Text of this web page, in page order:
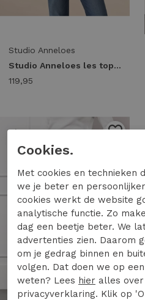
Studio Anneloes
Studio Anneloes les top 94821 T-shirt Lange mouw 2200 latte
119,95
Cookies.
Met cookies en technieken
we je beter en
cookies werkt de website
analytische functie. Zo
dag een beetje beter. We
advertenties zien. Daarom
om je gedrag binnen en
volgen. Dat doen we op
weten? Lees hier alles
privacyverklaring. Klik op